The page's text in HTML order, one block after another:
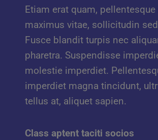
Etiam erat quam, pellentesque
maximus vitae, sollicitudin
Fusce blandit turpis nec
pharetra. Suspendisse
molestie imperdiet.
imperdiet magna tincidunt,
tellus at, aliquet sapien.
Class aptent taciti socios